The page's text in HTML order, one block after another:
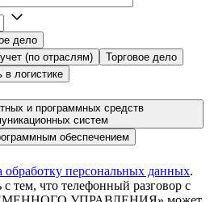
дело
(по отраслям)
Торговое дело
в логистике
и программных средств
систем
обеспечением
обработку персональных данных.
тем, что телефонный разговор с